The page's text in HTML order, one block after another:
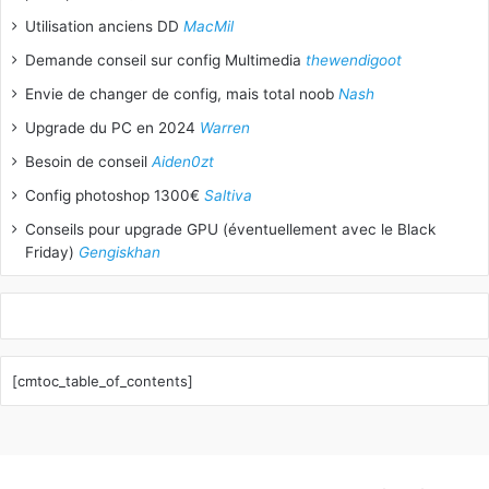
Utilisation anciens DD MacMil
Demande conseil sur config Multimedia thewendigoot
Envie de changer de config, mais total noob Nash
Upgrade du PC en 2024 Warren
Besoin de conseil Aiden0zt
Config photoshop 1300€ Saltiva
Conseils pour upgrade GPU (éventuellement avec le Black
Friday) Gengiskhan
[cmtoc_table_of_contents]